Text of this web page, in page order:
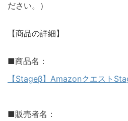
ださい。）
【商品の詳細】
■商品名：
【Stageβ】Amazonクエスト
■販売者名：